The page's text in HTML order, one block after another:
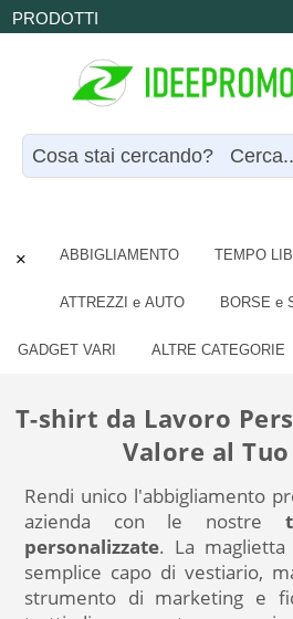
× ABBIGLIAMENTO TEMPO
ATTREZZI e AUTO BORSE e
GADGET VARI ALTRE CATEGORIE
PRODOTTI
T-shirt da Lavoro
Valore al
Rendi unico l'abbigliamento
azienda con le nostre
personalizzate. La
semplice capo di vestiario,
strumento di marketing e